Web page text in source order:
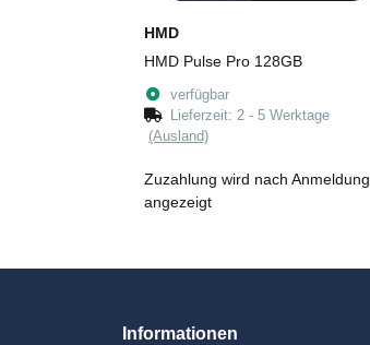
HMD
HMD Pulse Pro 128GB
verfügbar
Lieferzeit:2 - 5 Werktage
(Ausland)
Zuzahlung wird nach Anmeldung
angezeigt
Informationen